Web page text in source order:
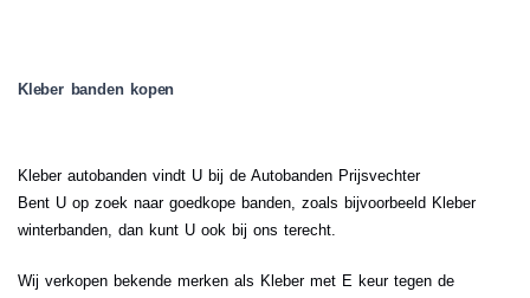
Kleber banden kopen
Kleber autobanden vindt U bij de Autobanden Prijsvechter
Bent U op zoek naar goedkope banden, zoals bijvoorbeeld Kleber
winterbanden, dan kunt U ook bij ons terecht.
Wij verkopen bekende merken als Kleber met E keur tegen de